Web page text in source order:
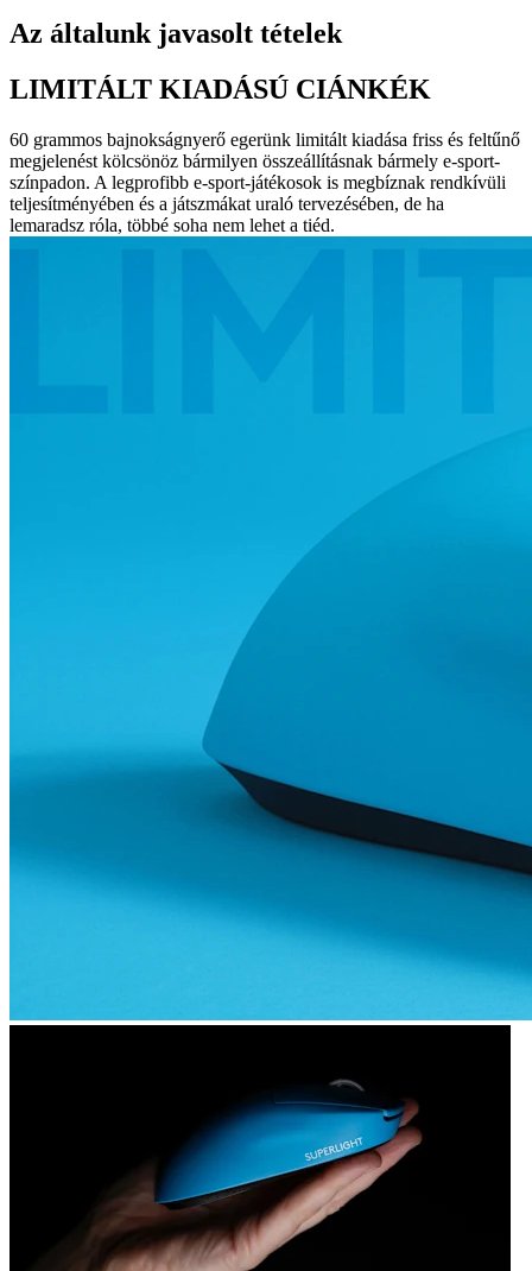
Az általunk javasolt tételek
LIMITÁLT KIADÁSÚ CIÁNKÉK
60 grammos bajnokságnyerő egerünk limitált kiadása friss és feltűnő
megjelenést kölcsönöz bármilyen összeállításnak bármely e-sport-
színpadon. A legprofibb e-sport-játékosok is megbíznak rendkívüli
teljesítményében és a játszmákat uraló tervezésében, de ha
lemaradsz róla, többé soha nem lehet a tiéd.